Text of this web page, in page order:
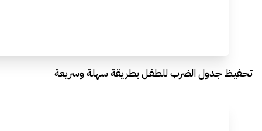
تحفيظ جدول الضرب للطفل بطريقة سهلة وسريعة